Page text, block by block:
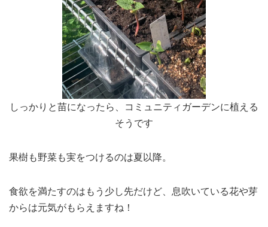
しっかりと苗になったら、コミュニティガーデンに植える
そうです
果樹も野菜も実をつけるのは夏以降。
食欲を満たすのはもう少し先だけど、息吹いている花や芽
からは元気がもらえますね！